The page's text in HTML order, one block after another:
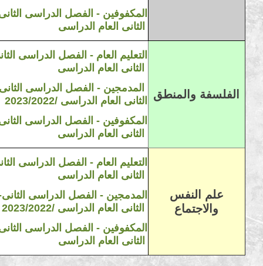
2023/2022 /المكفوفين - الفصل الدراسى
الثانى العام الدراسى
الفلسفة والمنطق
التعليم العام- الفصل الدراسى
الثانى العام الدراسى
المدمجين - الفصل الدراسى
الثانى العام الدراسى /2023/2022
2023/2022 /المكفوفين - الفصل الدراسى
الثانى العام ا
علم النفس
والاجتماع
التعليم العام- الفصل الدراسى
الثانى العام الدراسى
المدمجين - الفصل الدراسى
الثانى العام الدراسى
2023/2022 /المكفوفين - الفصل الدراسى
الثانى العام الدراسى